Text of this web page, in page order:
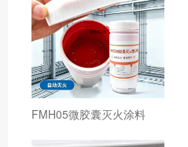
FMH05微胶囊灭火涂料